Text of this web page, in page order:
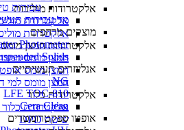
אלקטרודות מוליכות
אלקטרודת
אלקטרודת
אלקטרודות חמצן מומס
חמצן מומס
חמצן מומס
חמצן מומס למי
אלקטרודות כלור
אלקטרודת כלור
שיטת DPD
עכירות
מד עכירות
מוצקים מרחפים
Photometer
Solids
אנלייזרים תעשיתיים
NG
LFE TOC-810
Cera Clean​
אופטו ספקטרומטרים